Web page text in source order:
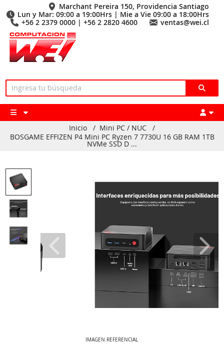
Marchant Pereira 150, Providencia Santiago
Lun y Mar: 09:00 a 19:00Hrs | Mie a Vie 09:00 a 18:00Hrs
+56 2 2379 0000 | +56 2 2820 4600
ventas@wei.cl
Inicio / Mini PC / NUC
/
BOSGAME EFFIZEN P4 Mini PC Ryzen 7 7730U 16 GB RAM 1TB
NVMe SSD D ...
IMAGEN REFERENCIAL